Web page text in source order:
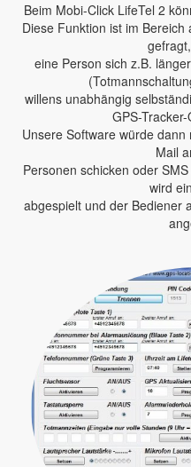
Beim Mobi-Click LifeTel 2
Diese Funktion ist im
eine Person sich z.B.
willens unabhängig
GPS-
Unsere Software würde
Mail
Personen schicken oder
wird
abgespielt und der Bediener